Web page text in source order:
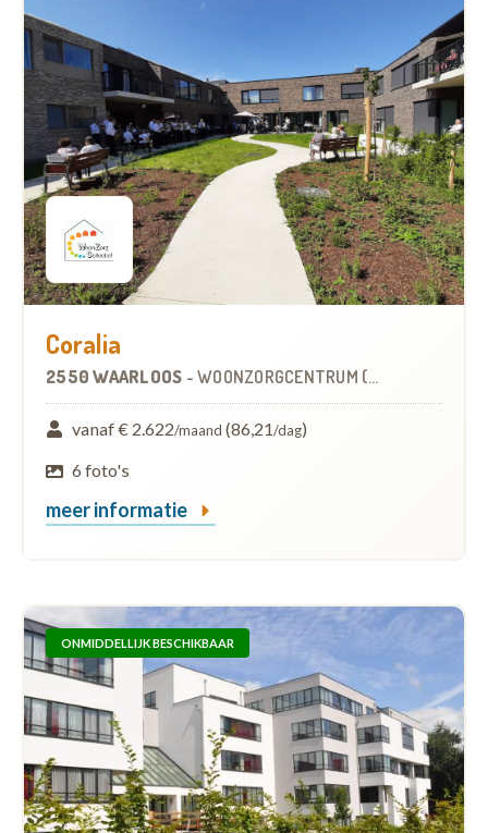
Coralia
2550 WAARLOOS - WOONZORGCENTRUM (WZC)
vanaf € 2.622/maand (86,21/dag)
6 foto's
meer informatie
ONMIDDELLIJK BESCHIKBAAR